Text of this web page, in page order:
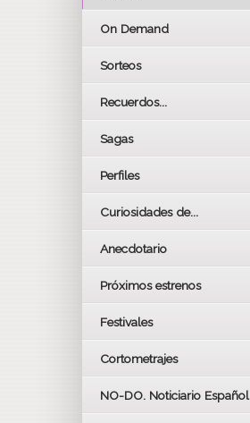
On Demand
Sorteos
Recuerdos...
Sagas
Perfiles
Curiosidades de...
Anecdotario
Próximos estrenos
Festivales
LOS OSCARS
Cortometrajes
NO-DO. Noticiario Español